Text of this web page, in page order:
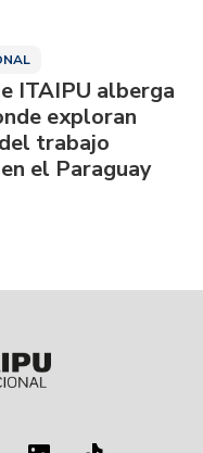
ITAIPU alberga
exploran
trabajo
el Paraguay